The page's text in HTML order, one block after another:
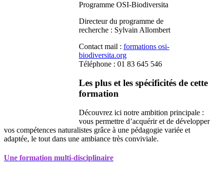
Programme OSI-Biodiversita
Directeur du programme de
recherche : Sylvain Allombert
Contact mail : formations osi-
biodiversita.org
Téléphone : 01 83 645 546
Les plus et les spécificités de cette
formation
Découvrez ici notre ambition principale :
vous permettre d’acquérir et de développer
vos compétences naturalistes grâce à une pédagogie variée et
adaptée, le tout dans une ambiance très conviviale.
Une formation multi-disciplinaire